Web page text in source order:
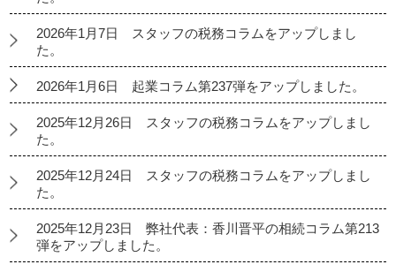
2026年1月7日 スタッフの税務コラムをアップしまし
た。
2026年1月6日 起業コラム第237弾をアップしました。
2025年12月26日 スタッフの税務コラムをアップしまし
た。
2025年12月24日 スタッフの税務コラムをアップしまし
た。
2025年12月23日 弊社代表：香川晋平の相続コラム第213
弾をアップしました。